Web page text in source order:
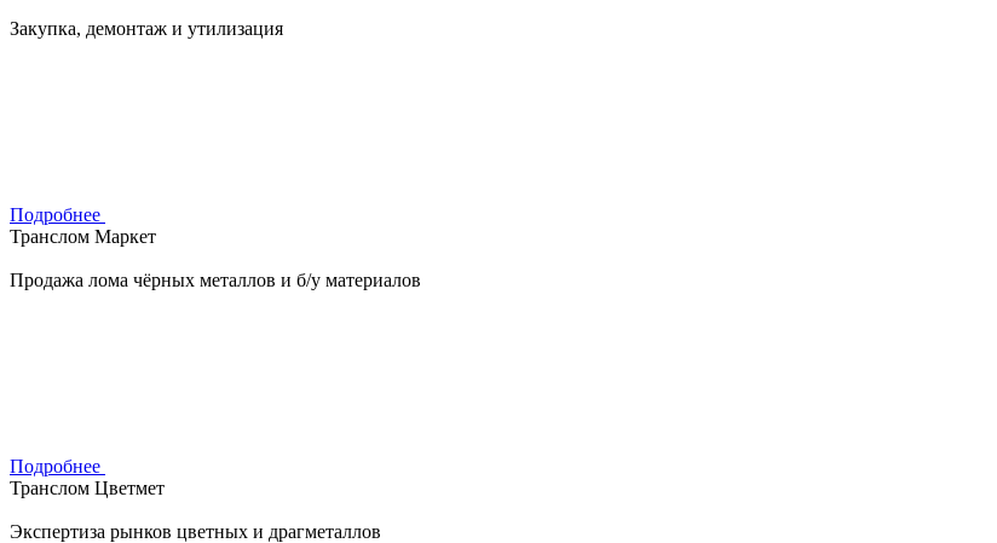
Закупка, демонтаж и утилизация
Подробнее
Транслом Маркет
Продажа лома чёрных металлов и б/у материалов
Подробнее
Транслом Цветмет
Экспертиза рынков цветных и драгметаллов